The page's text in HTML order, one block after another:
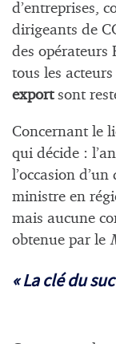
d’entreprises,
dirigeants de
des opérateurs
tous les
exportsont
Concernant le
qui décide :
l’occasion
ministre en
mais aucune
obtenue par le
« La clé du